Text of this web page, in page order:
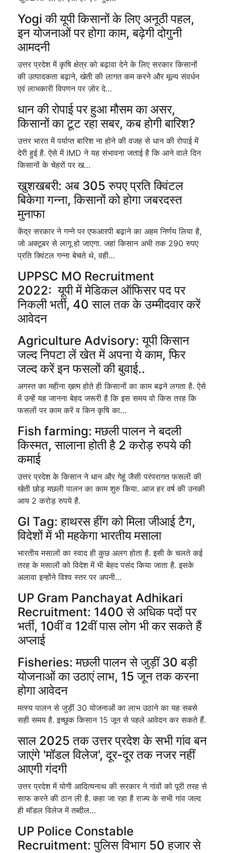
Yogi की यूपी किसानों के लिए अनूठी पहल,
इन योजनाओं पर होगा काम, बढ़ेगी दोगुनी
आमदनी
उत्तर प्रदेश में कृषि क्षेत्र को बढ़ावा देने के लिए सरकार किसानों
की उत्पादकता बढ़ाने, खेती की लागत कम करने और मूल्य संवर्धन
एवं लाभकारी विपणन पर ज़ोर दे…
धान की रोपाई पर हुआ मौसम का असर,
किसानों का टूट रहा सबर, कब होगी बारिश?
उत्तर भारत में पर्याप्त बारिश ना होने की वजह से धान की रोपाई में
देरी हुई है. ऐसे में IMD ने यह संभावना जताई है कि आने वाले दिन
किसानों के चेहरों पर ख…
खुशखबरी: अब 305 रुपए प्रति क्विंटल
बिकेगा गन्ना, किसानों को होगा जबरदस्त
मुनाफा
केंद्र सरकार ने गन्ने पर एफआरपी बढ़ाने का अहम निर्णय लिया है,
जो अक्टूबर से लागू हो जाएगा. जहां किसान अभी तक 290 रुपए
प्रति क्विंटल गन्ना बेचते थे, वही…
UPPSC MO Recruitment
2022: यूपी में मेडिकल ऑफिसर पद पर
निकली भर्ती, 40 साल तक के उम्मीदवार करें
आवेदन
Agriculture Advisory: यूपी किसान
जल्द निपटा लें खेत में अपना ये काम, फिर
जल्द करें इन फसलों की बुवाई..
अगस्त का महीना ख़त्म होते ही किसानों का काम बढ़ने लगता है. ऐसे
में उन्हें यह जानना बेहद जरूरी है कि इस समय वो किस तरह कि
फसलों पर काम करें व किन कृषि का…
Fish farming: मछली पालन ने बदली
किस्मत, सालाना होती है 2 करोड़ रुपये की
कमाई
उत्तर प्रदेश के किसान ने धान और गेहूं जैसी परंपरागत फसलों की
खेती छोड़ मछली पालन का काम शुरु किया. आज हर वर्ष की उनकी
आय 2 करोड़ रुपये है.
GI Tag: हाथरस हींग को मिला जीआई टैग,
विदेशों में भी महकेगा भारतीय मसाला
भारतीय मसालों का स्वाद ही कुछ अलग होता है. इसी के चलते कई
तरह के मसालों को विदेश में भी बेहद पसंद किया जाता है. इसके
अलावा इन्होंने विश्व स्तर पर अपनी…
UP Gram Panchayat Adhikari
Recruitment: 1400 से अधिक पदों पर
भर्ती, 10वीं व 12वीं पास लोग भी कर सकते हैं
अप्लाई
Fisheries: मछली पालन से जुड़ीं 30 बड़ी
योजनाओं का उठाएं लाभ, 15 जून तक करना
होगा आवेदन
मत्स्य पालन से जुड़ीं 30 योजनाओं का लाभ उठाने का यह सबसे
सही समय है. इच्छुक किसान 15 जून से पहले आवेदन कर सकते हैं.
साल 2025 तक उत्तर प्रदेश के सभी गांव बन
जाएंगे 'मॉडल विलेज', दूर-दूर तक नजर नहीं
आएगी गंदगी
उत्तर प्रदेश में योगी आदित्यनाथ की सरकार ने गांवों को पूरी तरह से
साफ करने की ठान ली है. कहा जा रहा है राज्य के सभी गांव जल्द
ही मॉडल विलेज में तब्दील…
UP Police Constable
Recruitment: पुलिस विभाग 50 हजार से